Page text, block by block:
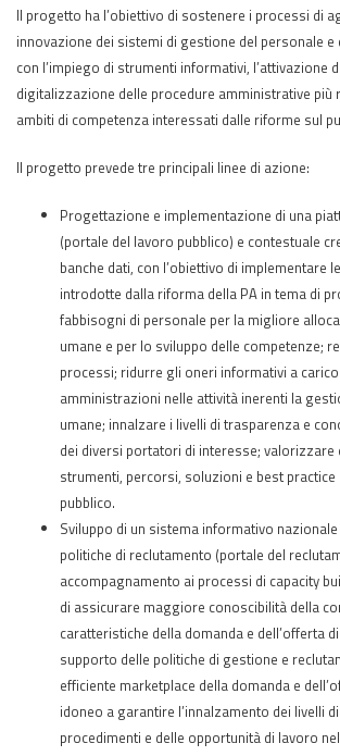
Il progetto ha l’obiettivo di sostenere i processi di
innovazione dei sistemi di gestione del personale e
con l’impiego di strumenti informativi, l’attivazione
digitalizzazione delle procedure amministrative più
ambiti di competenza interessati dalle riforme sul
Il progetto prevede tre principali linee di azione:
Progettazione e implementazione di una
(portale del lavoro pubblico) e contestuale
banche dati, con l’obiettivo di implementare
introdotte dalla riforma della PA in tema di
fabbisogni di personale per la migliore
umane e per lo sviluppo delle competenze;
processi; ridurre gli oneri informativi a
amministrazioni nelle attività inerenti la
umane; innalzare i livelli di trasparenza e
dei diversi portatori di interesse; valorizzare
strumenti, percorsi, soluzioni e best practice
pubblico.
Sviluppo di un sistema informativo
politiche di reclutamento (portale del
accompagnamento ai processi di capacity
di assicurare maggiore conoscibilità della
caratteristiche della domanda e dell’offerta
supporto delle politiche di gestione e
efficiente marketplace della domanda e
idoneo a garantire l’innalzamento dei livelli
procedimenti e delle opportunità di lavoro